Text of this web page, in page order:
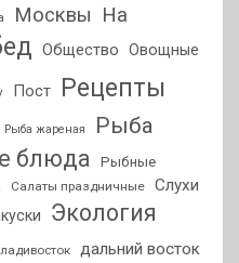
Москвы На
Общество Овощные
Пост
Рецепты
Рыба жареная
Рыба
блюда
Рыбные
Салаты праздничные
Слухи
Экология
дальний восток